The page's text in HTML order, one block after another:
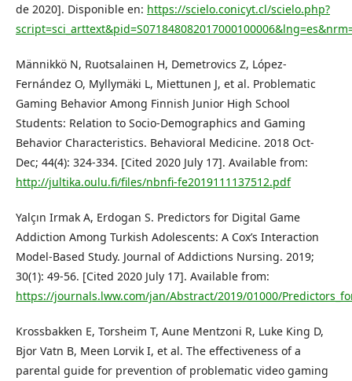
de 2020]. Disponible en: https://scielo.conicyt.cl/scielo.php?
Männikkö N, Ruotsalainen H, Demetrovics Z, López-
Fernández O, Myllymäki L, Miettunen J, et al. Problematic
Gaming Behavior Among Finnish Junior High School
Students: Relation to Socio-Demographics and Gaming
Behavior Characteristics. Behavioral Medicine. 2018 Oct-
Dec; 44(4): 324-334. [Cited 2020 July 17]. Available from:
http://jultika.oulu.fi/files/nbnfi-fe2019111137512.pdf
Yalçın Irmak A, Erdogan S. Predictors for Digital Game
Addiction Among Turkish Adolescents: A Cox’s Interaction
Model-Based Study. Journal of Addictions Nursing. 2019;
30(1): 49-56. [Cited 2020 July 17]. Available from:
https://journals.lww.com/jan/Abstract/2019/01000/
Krossbakken E, Torsheim T, Aune Mentzoni R, Luke King D,
Bjor Vatn B, Meen Lorvik I, et al. The effectiveness of a
parental guide for prevention of problematic video gaming